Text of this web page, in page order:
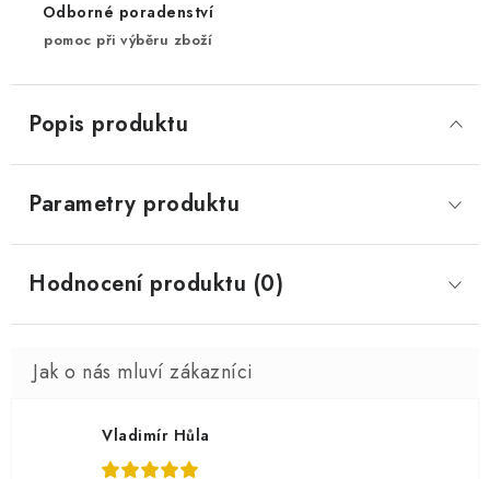
Odborné poradenství
pomoc při výběru zboží
Popis produktu
Parametry produktu
Hodnocení produktu (0)
Vladimír Hůla